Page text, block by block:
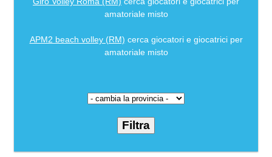
amatoriale misto
APM2 beach volley (RM) cerca giocatori e giocatrici per
amatoriale misto